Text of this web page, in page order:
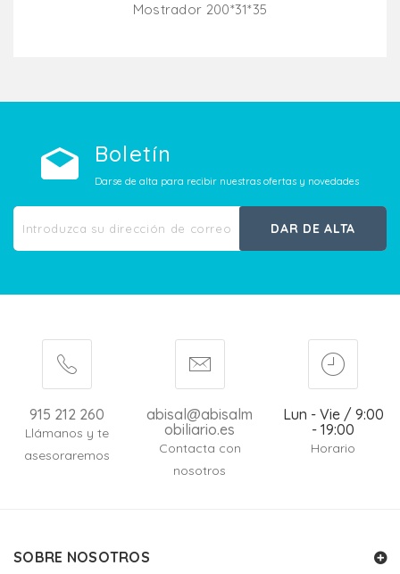
Mostrador 200*31*35
Boletín
Darse de alta para recibir nuestras ofertas y novedades
DAR DE ALTA
915 212 260
Llámanos y te
asesoraremos
abisal@abisalm
obiliario.es
Contacta con
nosotros
Lun - Vie / 9:00
- 19:00
Horario
SOBRE NOSOTROS